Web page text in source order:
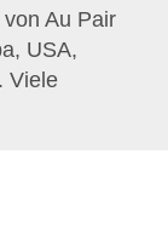
Au Pair
USA,
Viele